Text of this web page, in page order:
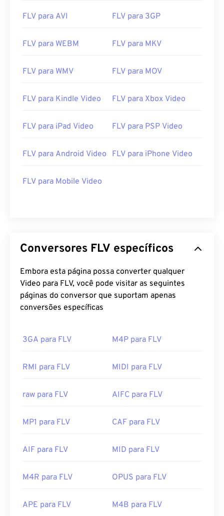
Zoom Player, o RealNetworks RealPlayer Cloud
Desenvolvido por:
Links úteis:
https://en.wikipedia.org/wiki/Flash_Video
FLV para AVI FLV para 3GP
FLV para WEBM FLV para MKV
FLV para WMV FLV para MOV
FLV para Kindle Video FLV para Xbox Video
FLV para iPad Video FLV para PSP Video
FLV para Android Video FLV para iPhone Video
FLV para Mobile Video
Conversores FLV específicos
Embora esta página possa converter qualquer
Video para FLV, você pode visitar as seguintes
páginas do conversor que suportam apenas
conversões específicas
3GA para FLV M4P para FLV
RMI para FLV MIDI para FLV
raw para FLV AIFC para FLV
MP1 para FLV CAF para FLV
AIF para FLV MID para FLV
M4R para FLV OPUS para FLV
APE para FLV M4B para FLV